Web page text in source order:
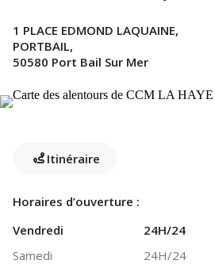
1 PLACE EDMOND LAQUAINE,
PORTBAIL,
50580 Port Bail Sur Mer
Itinéraire
Horaires d’ouverture :
Vendredi
24H/24
Samedi
24H/24